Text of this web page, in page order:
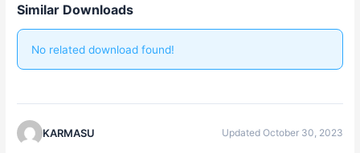
Similar Downloads
No related download found!
KARMASU Updated October 30, 2023